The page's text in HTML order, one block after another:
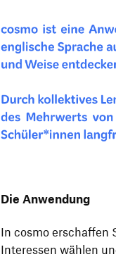
Die Anwendung
In cosmo erschaffen
Interessen wählen